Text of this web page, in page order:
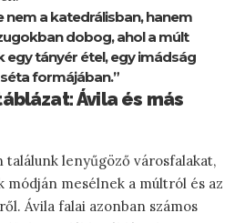
nem a katedrálisban, hanem
dobog, ahol a múlt
egy tányér étel, egy imádság
formájában.”
Ávila és más
találunk lenyűgöző városfalakat,
módján mesélnek a múltról és az
Ávila falai azonban számos